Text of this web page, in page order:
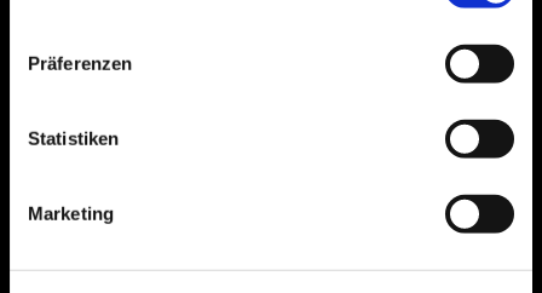
Präferenzen
Statistiken
Marketing
Investitionen in neue Produktionsmaschinen
Die umfangreiche Erweiterung der
(BSCCB), die hohe Marktnachfrage zu